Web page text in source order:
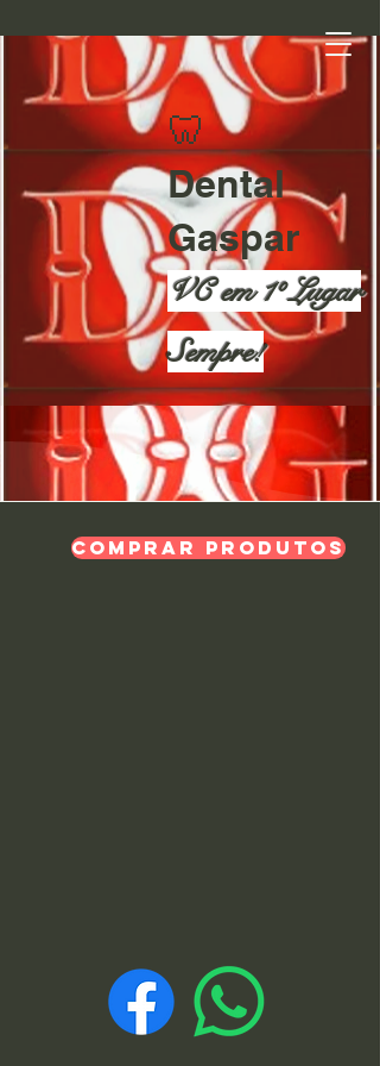
​
🦷
Dental
Gaspar
VC em 1º Lugar
Sempre!
Comprar Produtos